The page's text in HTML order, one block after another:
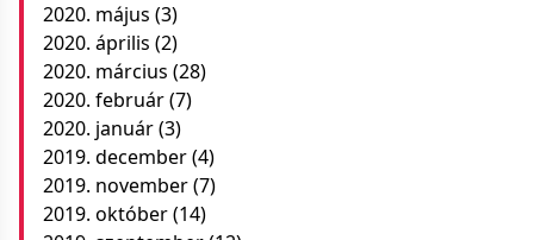
2020. május (3)
2020. április (2)
2020. március (28)
2020. február(7)
2020. január(3)
2019. december(4)
2019. november(7)
2019. október(14)